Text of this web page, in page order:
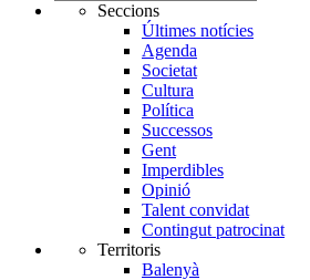
Seccions
Últimes notícies
Agenda
Societat
Cultura
Política
Successos
Gent
Imperdibles
Opinió
Talent convidat
Contingut patrocinat
Territoris
Balenyà